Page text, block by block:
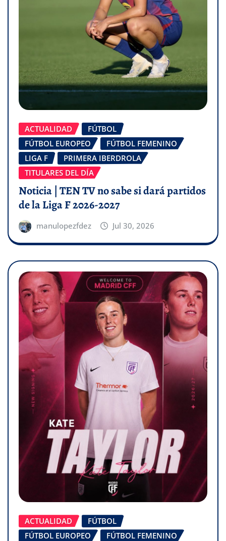
ACTUALIDAD
FÚTBOL
FÚTBOL EUROPEO
FÚTBOL FEMENINO
LIGA F
PRIMERA IBERDROLA
TITULARES DEL DÍA
Noticia | TEN TV no sabe si dará partidos
de la Liga F 2026-2027
manulopezfdez Jul 30, 2026
ACTUALIDAD
FÚTBOL
FÚTBOL EUROPEO
FÚTBOL FEMENINO